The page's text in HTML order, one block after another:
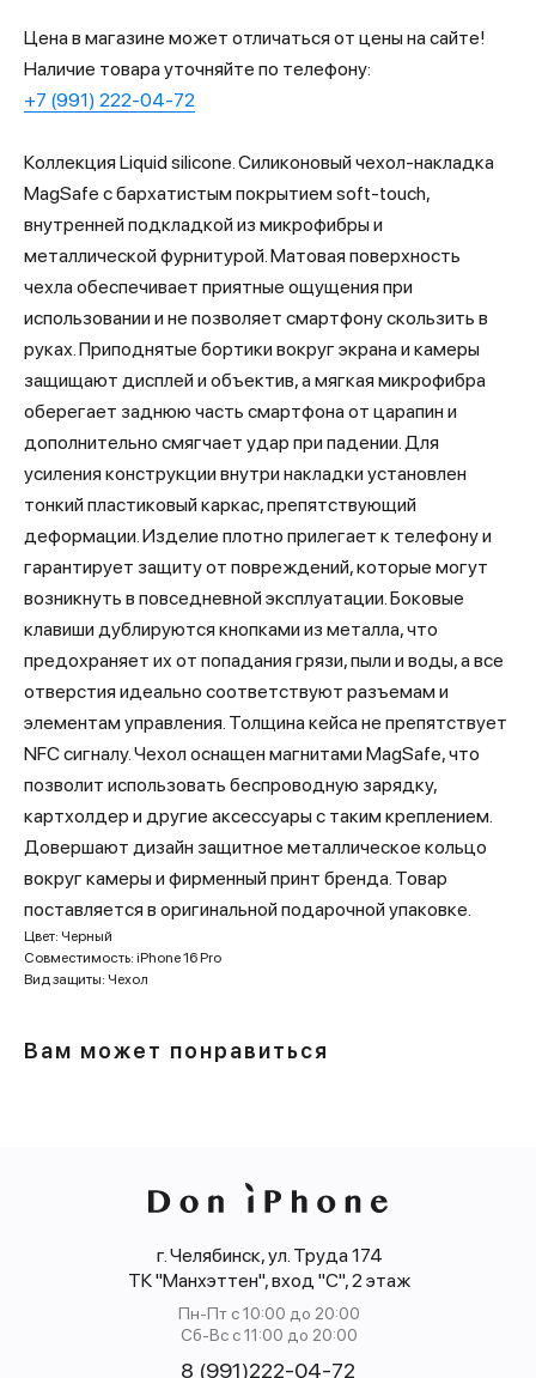
Цена в магазине может отличаться от цены на сайте!
Наличие товара уточняйте по телефону:
+7 (991) 222-04-72
Коллекция Liquid silicone. Силиконовый чехол-накладка
MagSafe с бархатистым покрытием soft-touch,
внутренней подкладкой из микрофибры и
металлической фурнитурой. Матовая поверхность
чехла обеспечивает приятные ощущения при
использовании и не позволяет смартфону скользить в
руках. Приподнятые бортики вокруг экрана и камеры
защищают дисплей и объектив, а мягкая микрофибра
оберегает заднюю часть смартфона от царапин и
дополнительно смягчает удар при падении. Для
усиления конструкции внутри накладки установлен
тонкий пластиковый каркас, препятствующий
деформации. Изделие плотно прилегает к телефону и
гарантирует защиту от повреждений, которые могут
возникнуть в повседневной эксплуатации. Боковые
клавиши дублируются кнопками из металла, что
предохраняет их от попадания грязи, пыли и воды, а все
отверстия идеально соответствуют разъемам и
элементам управления. Толщина кейса не препятствует
NFC сигналу. Чехол оснащен магнитами MagSafe, что
позволит использовать беспроводную зарядку,
картхолдер и другие аксессуары с таким креплением.
Довершают дизайн защитное металлическое кольцо
вокруг камеры и фирменный принт бренда. Товар
поставляется в оригинальной подарочной упаковке.
Цвет: Черный
Совместимость: iPhone 16 Pro
Вид защиты: Чехол
Вам может понравиться
г. Челябинск, ул. Труда 174
ТК "Манхэттен", вход "С", 2 этаж
Пн-Пт с 10:00 до 20:00
Сб-Вс с 11:00 до 20:00
8 (991)222-04-72